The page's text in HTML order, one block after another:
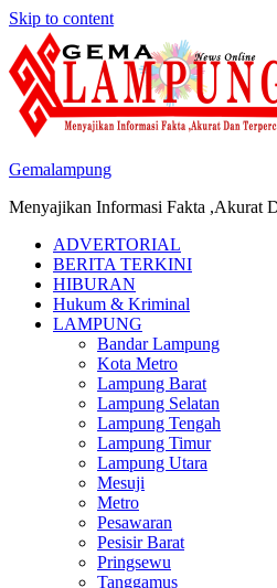
Skip to content
Gemalampung
Menyajikan Informasi Fakta ,Akurat
ADVERTORIAL
BERITA TERKINI
HIBURAN
Hukum & Kriminal
LAMPUNG
Bandar Lampung
Kota Metro
Lampung Barat
Lampung Selatan
Lampung Tengah
Lampung Timur
Lampung Utara
Mesuji
Metro
Pesawaran
Pesisir Barat
Pringsewu
Tanggamus